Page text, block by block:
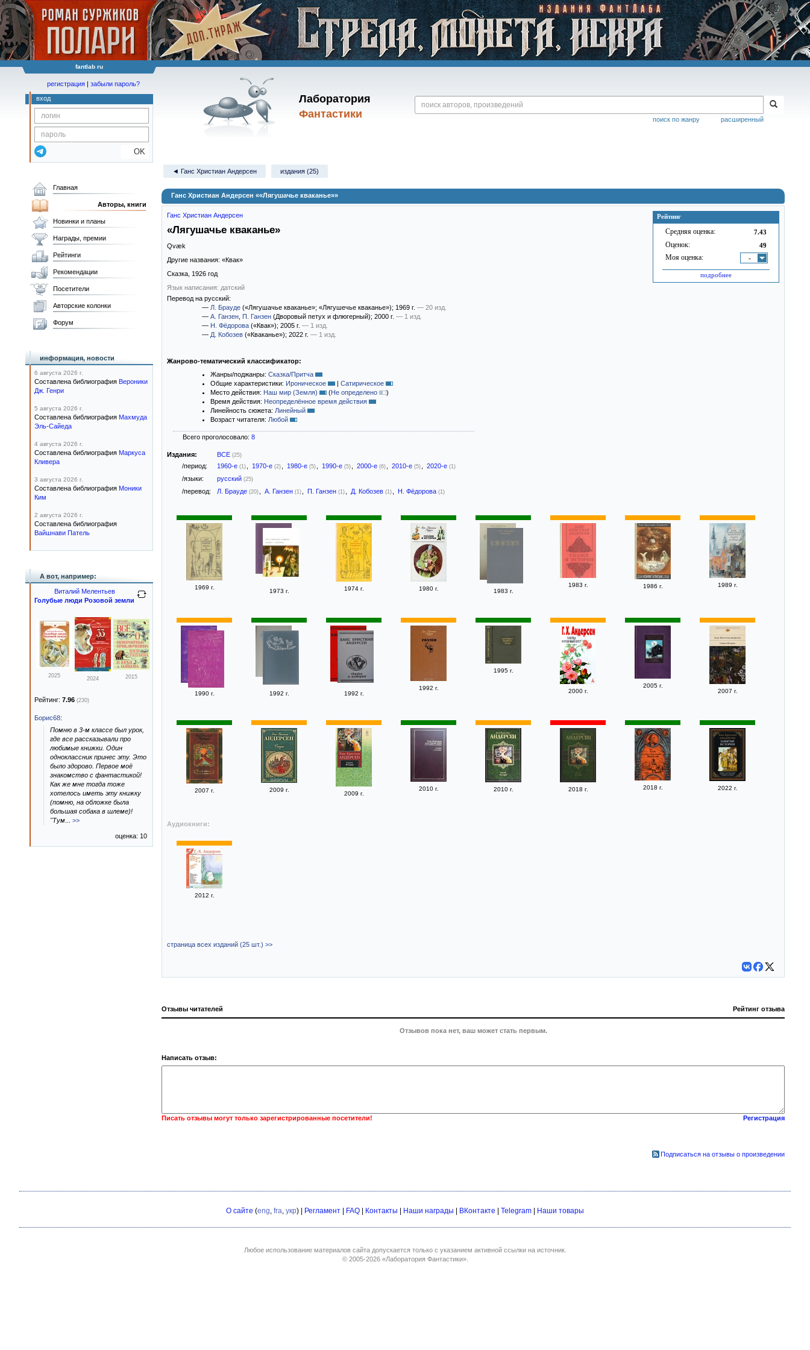
fantlab ru
Лаборатория
Фантастики
расширенный
поиск по жанру
регистрация | забыли пароль?
вход
OK
◄ Ганс Христиан Андерсен издания (25)
Ганс Христиан Андерсен ««Лягушачье кваканье»»
Рейтинг
Средняя оценка: 7.43
Оценок: 49
Моя оценка: -
подробнее
Ганс Христиан Андерсен
«Лягушачье кваканье»
Qvæk
Другие названия: «Квак»
Сказка, 1926 год
Язык написания: датский
Перевод на русский:
— Л. Брауде («Лягушачье кваканье»; «Лягушечье кваканье»); 1969 г. — 20 изд.
— А. Ганзен П. Ганзен (Дворовый петух и флюгерный); 2000 г. — 1 изд.
— Н. Фёдорова («Квак»); 2005 г. — 1 изд.
— Д. Кобозев («Кваканье»); 2022 г. — 1 изд.
Жанрово-тематический классификатор:
Жанры/поджанры: Сказка/Притча
Общие характеристики: Ироническое | Сатирическое
Место действия: Наш мир (Земля) (Не определено
)
Время действия: Неопределённое время действия
Линейность сюжета: Линейный
Возраст читателя: Любой
Всего проголосовало: 8
Издания: ВСЕ (25)
/период: 1960-е (1) 1970-е (2) 1980-е (5) 1990-е (5) 2000-е (6) 2010-е (5) 2020-е (1)
/языки: русский (25)
/перевод: Л. Брауде (20) А. Ганзен (1) П. Ганзен (1) Д. Кобозев (1) Н. Фёдорова (1)
1969 г.
1973 г. 1974 г. 1980 г. 1983 г.
1983 г. 1986 г. 1989 г.
1990 г. 1992 г. 1992 г.
1992 г.
1995 г.
2000 г.
2005 г.
2007 г.
2007 г. 2009 г.
2009 г.
2010 г. 2010 г. 2018 г. 2018 г. 2022 г.
Аудиокниги:
2012 г.
страница всех изданий (25 шт.) >>
Отзывы читателей Рейтинг отзыва
Отзывов пока нет, ваш может стать первым.
Написать отзыв:
Писать отзывы могут только зарегистрированные посетители! Регистрация
Подписаться на отзывы о произведении
Главная
Авторы, книги
Новинки и планы
Награды, премии
Рейтинги
Рекомендации
Посетители
Авторские колонки
Форум
информация, новости
6 августа 2026 г.
Составлена библиография Вероники
Дж. Генри
5 августа 2026 г.
Составлена библиография Махмуда
Эль-Сайеда
4 августа 2026 г.
Составлена библиография Маркуса
Кливера
3 августа 2026 г.
Составлена библиография Моники
Ким
2 августа 2026 г.
Составлена библиография
Вайшнави Патель
А вот, например:
Виталий Мелентьев
Голубые люди Розовой земли
2025 2024 2015
Рейтинг: 7.96 (230)
Борис68:
Помню в 3-м классе был урок,
где все рассказывали про
любимые книжки. Один
одноклассник принес эту. Это
было здорово. Первое моё
знакомство с фантастикой!
Как же мне тогда тоже
хотелось иметь эту книжку
(помню, на обложке была
большая собака в шлеме)!
"Тум
>>
оценка: 10
О сайте (eng, fra, укр) | Регламент FAQ Контакты Наши награды ВКонтакте Telegram Наши товары
Любое использование материалов сайта допускается только с указанием активной ссылки на источник.
© 2005-2026 «Лаборатория Фантастики».